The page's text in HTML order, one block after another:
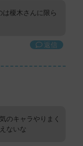
は榎木さんに限ら
返信
のキャラやりまく
ないな